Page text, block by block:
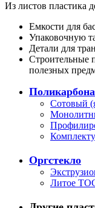
Из листов пластика
Емкости для
Упаковочную
Детали для
Строительные
полезных
Сотовый
Оргстекло
Литое